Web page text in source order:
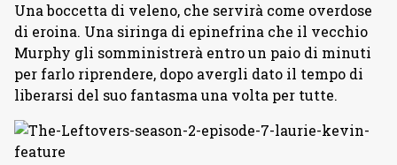
Una boccetta di veleno, che servirà come overdose
di eroina. Una siringa di epinefrina che il vecchio
Murphy gli somministrerà entro un paio di minuti
per farlo riprendere, dopo avergli dato il tempo di
liberarsi del suo fantasma una volta per tutte.